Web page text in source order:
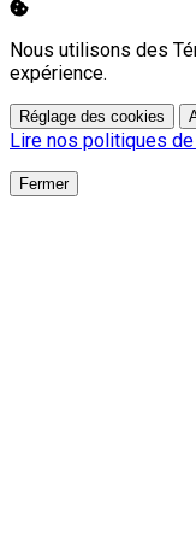
Nous utilisons des
expérience.
Réglage des cookies
Lire nos politiques
Fermer